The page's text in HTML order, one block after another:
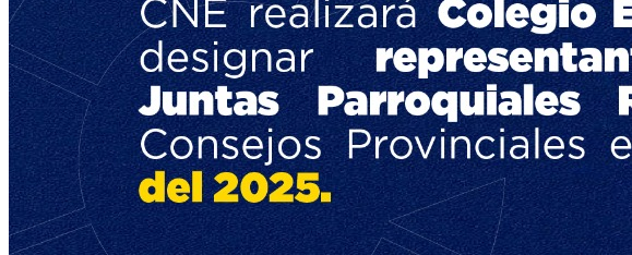
Transparencia
Colaborativ
Marzo
Transparencia Activa
Transparencia Focalizada
Transparencia
Colaborativ
Abril
Transparencia Activa
Transparencia
Colaborativ
Transparencia Focalizada
2025